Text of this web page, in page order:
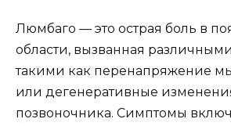
Люмбаго — это острая боль в
области, вызванная
такими как перенапряжение
или дегенеративные
позвоночника. Симптомы